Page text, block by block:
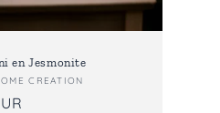
en Jesmonite
:
CREATION